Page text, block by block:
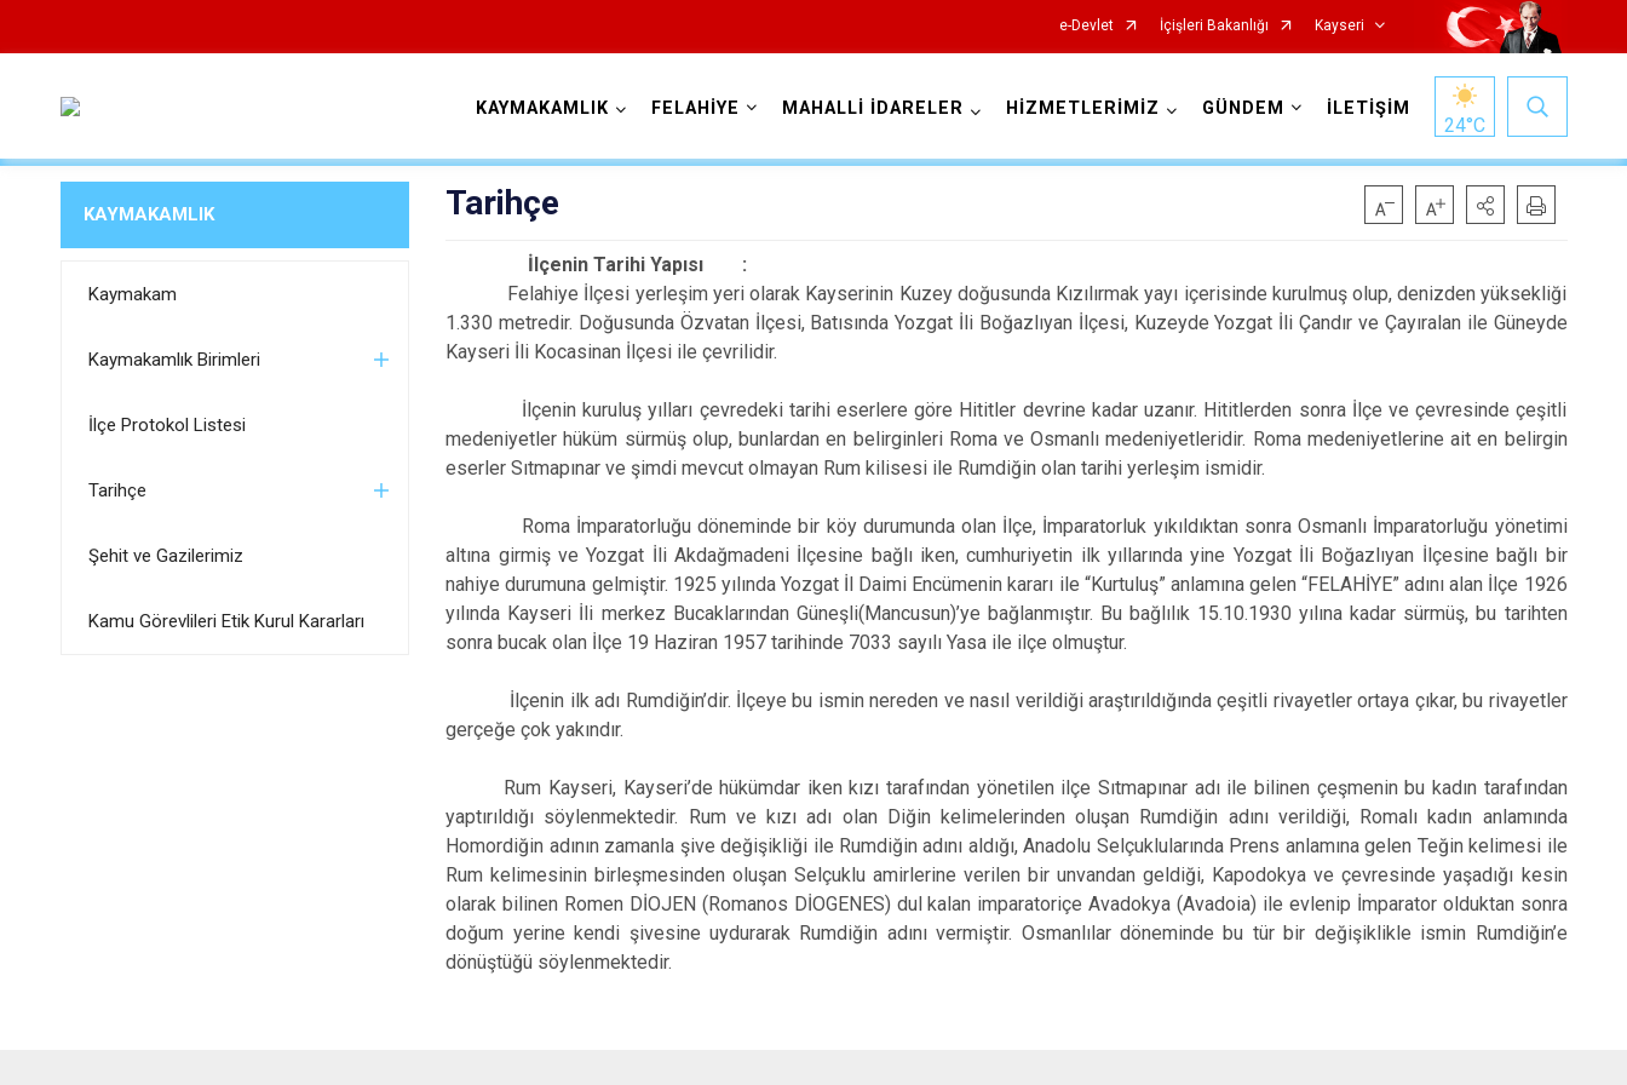
e-Devlet İçişleri Bakanlığı Kayseri
Bünyan
Develi
Felahiye
Hacılar
İncesu
Kocasinan
Melikgazi
Pınarbaşı
Sarıoğlan
Talas
Tomarza
Yahyalı
KAYMAKAMLIK FELAHİYE MAHALLİ İDARELER HİZMETLERİMİZ GÜNDEM İLETİŞİM
24°C
KAYMAKAMLIK
Kaymakam
Kaymakamlık Birimleri
İlçe Protokol Listesi
Tarihçe
Şehit ve Gazilerimiz
Kamu Görevlileri Etik Kurul Kararları
Tarihçe
İlçenin Tarihi Yapısı :
Felahiye İlçesi yerleşim yeri olarak Kayserinin Kuzey doğusunda Kızılırmak yayı içerisinde kurulmuş olup, denizden yüksekliği
1.330 metredir. Doğusunda Özvatan İlçesi, Batısında Yozgat İli Boğazlıyan İlçesi, Kuzeyde Yozgat İli Çandır ve Çayıralan ile Güneyde
Kayseri İli Kocasinan İlçesi ile çevrilidir.
İlçenin kuruluş yılları çevredeki tarihi eserlere göre Hititler devrine kadar uzanır. Hititlerden sonra İlçe ve çevresinde çeşitli
medeniyetler hüküm sürmüş olup, bunlardan en belirginleri Roma ve Osmanlı medeniyetleridir. Roma medeniyetlerine ait en belirgin
eserler Sıtmapınar ve şimdi mevcut olmayan Rum kilisesi ile Rumdiğin olan tarihi yerleşim ismidir.
Roma İmparatorluğu döneminde bir köy durumunda olan İlçe, İmparatorluk yıkıldıktan sonra Osmanlı İmparatorluğu yönetimi
altına girmiş ve Yozgat İli Akdağmadeni İlçesine bağlı iken, cumhuriyetin ilk yıllarında yine Yozgat İli Boğazlıyan İlçesine bağlı bir
nahiye durumuna gelmiştir. 1925 yılında Yozgat İl Daimi Encümenin kararı ile “Kurtuluş” anlamına gelen “FELAHİYE” adını alan İlçe 1926
yılında Kayseri İli merkez Bucaklarından Güneşli(Mancusun)’ye bağlanmıştır. Bu bağlılık 15.10.1930 yılına kadar sürmüş, bu tarihten
sonra bucak olan İlçe 19 Haziran 1957 tarihinde 7033 sayılı Yasa ile ilçe olmuştur.
İlçenin ilk adı Rumdiğin’dir. İlçeye bu ismin nereden ve nasıl verildiği araştırıldığında çeşitli rivayetler ortaya çıkar, bu rivayetler
gerçeğe çok yakındır.
Rum Kayseri, Kayseri’de hükümdar iken kızı tarafından yönetilen ilçe Sıtmapınar adı ile bilinen çeşmenin bu kadın tarafından
yaptırıldığı söylenmektedir. Rum ve kızı adı olan Diğin kelimelerinden oluşan Rumdiğin adını verildiği, Romalı kadın anlamında
Homordiğin adının zamanla şive değişikliği ile Rumdiğin adını aldığı, Anadolu Selçuklularında Prens anlamına gelen Teğin kelimesi ile
Rum kelimesinin birleşmesinden oluşan Selçuklu amirlerine verilen bir unvandan geldiği, Kapodokya ve çevresinde yaşadığı kesin
olarak bilinen Romen DİOJEN (Romanos DİOGENES) dul kalan imparatoriçe Avadokya (Avadoia) ile evlenip İmparator olduktan sonra
doğum yerine kendi şivesine uydurarak Rumdiğin adını vermiştir. Osmanlılar döneminde bu tür bir değişiklikle ismin Rumdiğin’e
dönüştüğü söylenmektedir.